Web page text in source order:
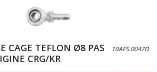
CAGE TEFLON Ø8 PAS
CRG/KR
10AFS.0047D